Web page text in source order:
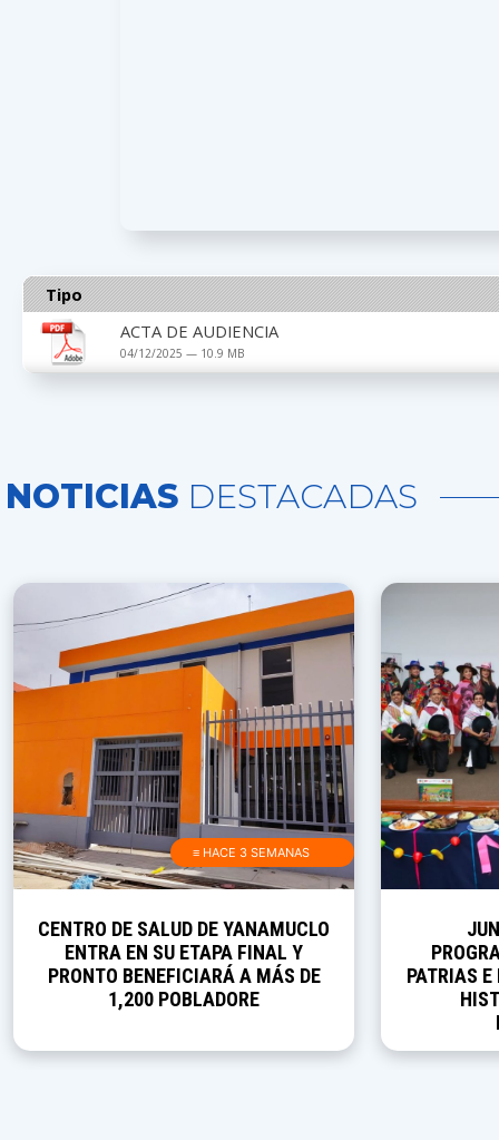
Tipo
ACTA DE AUDIENCIA
04/12/2025 — 10.9 MB
NOTICIAS DESTACADAS
≡ HACE 3 SEMANAS
CENTRO DE SALUD DE YANAMUCLO
ENTRA EN SU ETAPA FINAL Y
PRONTO BENEFICIARÁ A MÁS DE
1,200 POBLADORE
PATRIAS